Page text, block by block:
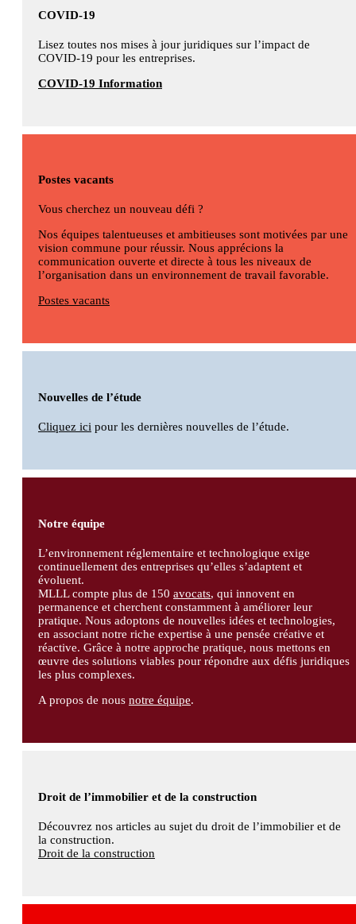
COVID-19
Lisez toutes nos mises à jour juridiques sur l’impact de
COVID-19 pour les entreprises.
COVID-19 Information
Postes vacants
Vous cherchez un nouveau défi ?
Nos équipes talentueuses et ambitieuses sont motivées par une
vision commune pour réussir. Nous apprécions la
communication ouverte et directe à tous les niveaux de
l’organisation dans un environnement de travail favorable.
Postes vacants
Nouvelles de l’étude
Cliquez ici pour les dernières nouvelles de l’étude.
Notre équipe
L’environnement réglementaire et technologique exige
continuellement des entreprises qu’elles s’adaptent et
évoluent.
MLLL compte plus de 150 avocats, qui innovent en
permanence et cherchent constamment à améliorer leur
pratique. Nous adoptons de nouvelles idées et technologies,
en associant notre riche expertise à une pensée créative et
réactive. Grâce à notre approche pratique, nous mettons en
œuvre des solutions viables pour répondre aux défis juridiques
les plus complexes.
A propos de nous notre équipe.
Droit de l’immobilier et de la construction
Découvrez nos articles au sujet du droit de l’immobilier et de
la construction.
Droit de la construction